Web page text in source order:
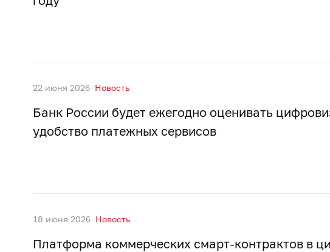
22 июня 2026 Новость
Банк России будет ежегодно оценивать
удобство платежных сервисов
18 июня 2026 Новость
Платформа коммерческих смарт-контрактов в